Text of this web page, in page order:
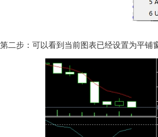
步：可以看到当前图表已经设置为平铺